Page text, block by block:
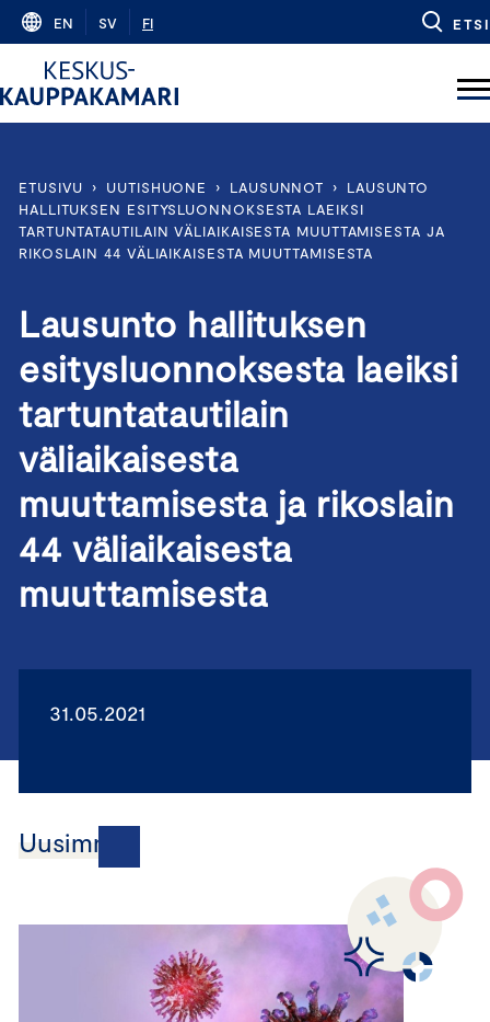
Skip
content
EN SV FI ETSI
ETUSIVU › UUTISHUONE › LAUSUNNOT ›
LAUSUNTO
HALLITUKSEN ESITYSLUONNOKSESTA LAEIKSI
TARTUNTATAUTILAIN VÄLIAIKAISESTA MUUTTAMISESTA JA
RIKOSLAIN 44 VÄLIAIKAISESTA MUUTTAMISESTA
Lausunto hallituksen
esitysluonnoksesta laeiksi
tartuntatautilain
väliaikaisesta
muuttamisesta ja rikoslain
44 väliaikaisesta
muuttamisesta
31.05.2021
Uusimmat